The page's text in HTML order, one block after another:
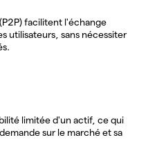
facilitent l'échange
utilisateurs, sans nécessiter
limitée d'un actif, ce qui
sur le marché et sa